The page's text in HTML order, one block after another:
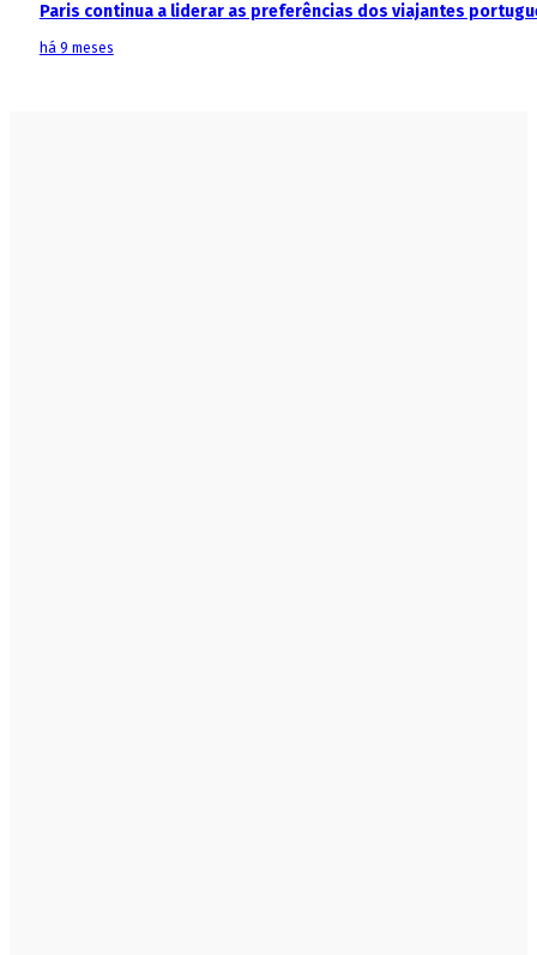
Paris continua a liderar as preferências dos viajantes
há 9 meses